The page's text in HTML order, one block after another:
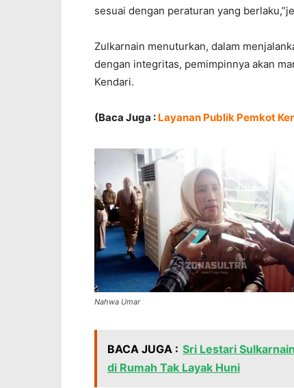
sesuai dengan peraturan yang
Zulkarnain menuturkan, dalam
dengan integritas, pemimpinnya akan
Kendari.
(Baca Juga : Layanan Publik Pemkot
Nahwa Umar
BACA JUGA : Sri Lestari
di Rumah Tak Layak Huni